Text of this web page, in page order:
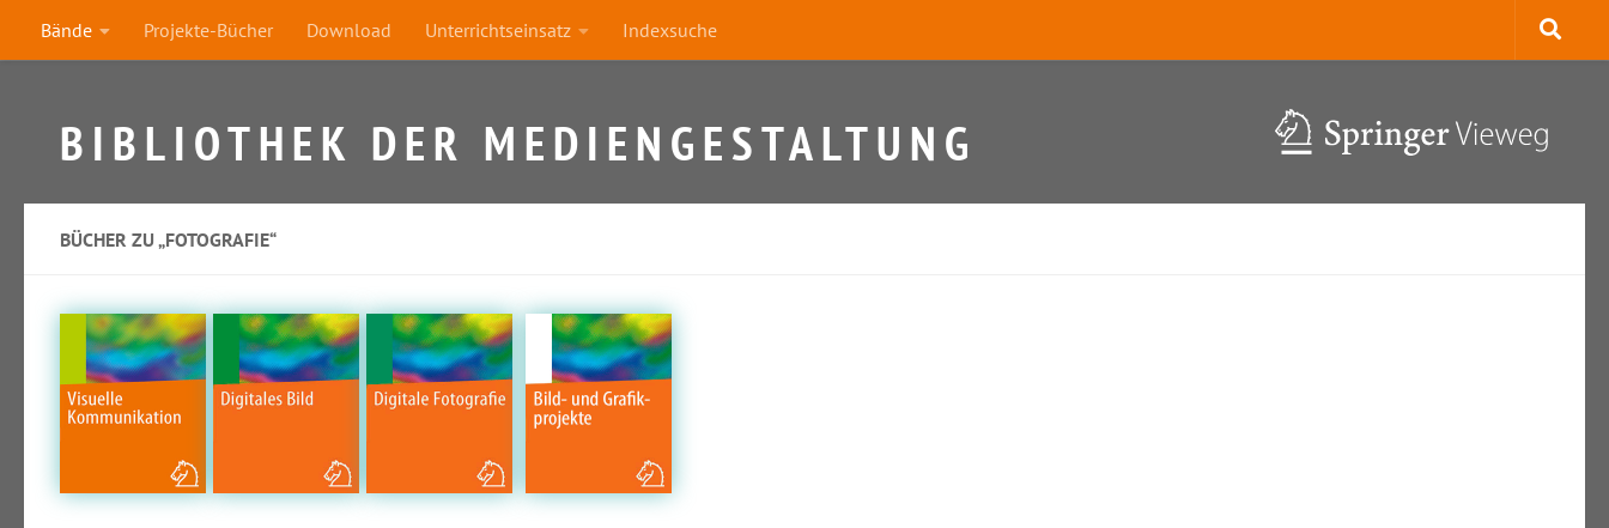
Zum Inhalt springen
Bände Projekte-Bücher Download Unterrichtseinsatz Indexsuche
BIBLIOTHEK DER MEDIENGESTALTUNG
BÜCHER ZU „FOTOGRAFIE“